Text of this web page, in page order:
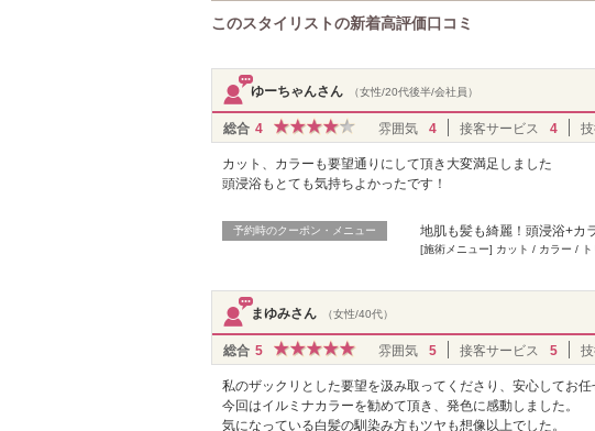
このスタイリストの新着高評価口コミ
ゆーちゃんさん （女性/20代後半/会社員）
総合 4 雰囲気 4 接客サービス 4
カット、カラーも要望通りにして頂き大変満足しました
頭浸浴もとても気持ちよかったです！
予約時のクーポン・メニュー 地肌も髪も綺麗！頭浸浴+カ
[施術メニュー] カット / カラー /
まゆみさん （女性/40代）
総合 5 雰囲気 5 接客サービス 5
私のザックリとした要望を汲み取ってくださり、安心してお任
今回はイルミナカラーを勧めて頂き、発色に感動しました。
気になっている白髪の馴染み方もツヤも想像以上でした。